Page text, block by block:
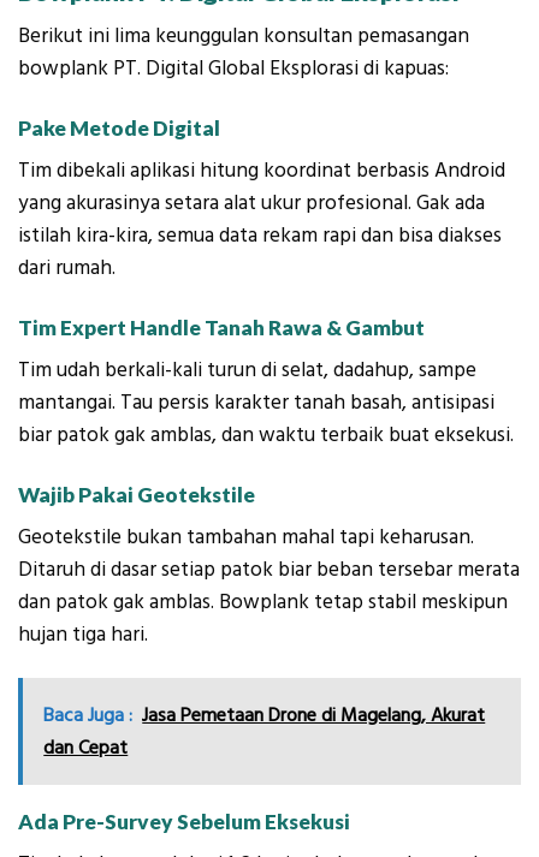
Berikut ini lima keunggulan konsultan pemasangan
bowplank PT. Digital Global Eksplorasi di kapuas:
Pake Metode Digital
Tim dibekali aplikasi hitung koordinat berbasis Android
yang akurasinya setara alat ukur profesional. Gak ada
istilah kira-kira, semua data rekam rapi dan bisa diakses
dari rumah.
Tim Expert Handle Tanah Rawa & Gambut
Tim udah berkali-kali turun di selat, dadahup, sampe
mantangai. Tau persis karakter tanah basah, antisipasi
biar patok gak amblas, dan waktu terbaik buat eksekusi.
Wajib Pakai Geotekstile
Geotekstile bukan tambahan mahal tapi keharusan.
Ditaruh di dasar setiap patok biar beban tersebar merata
dan patok gak amblas. Bowplank tetap stabil meskipun
hujan tiga hari.
Baca Juga : Jasa Pemetaan Drone di Magelang, Akurat
dan Cepat
Ada Pre-Survey Sebelum Eksekusi